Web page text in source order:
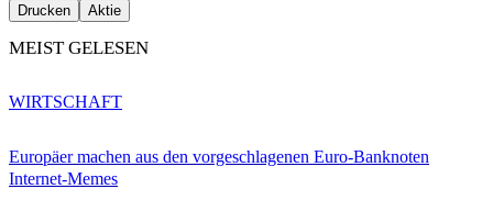
Drucken Aktie
MEIST GELESEN
Europäer machen aus den vorgeschlagenen Euro-Banknoten
Internet-Memes
WIRTSCHAFT